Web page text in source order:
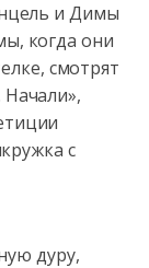
и Димы
когда они
смотрят
с
дуру,